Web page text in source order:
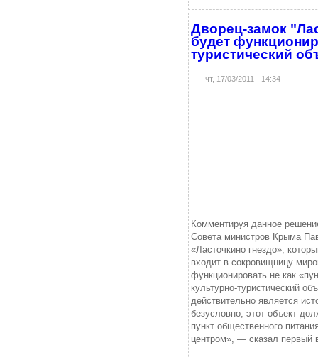
Дворец-замок
будет
туристический
чт, 17/03/2011 - 14:34
Комментируя данное
Совета министров Крыма
«Ласточкино гнездо»,
входит в сокровищницу
функционировать не как
культурно-туристический
действительно является
безусловно, этот объект
пункт общественного
центром», — сказал первый